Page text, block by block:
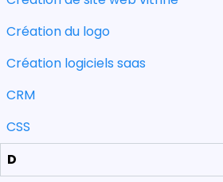
Création du logo
Création logiciels saas
CRM
CSS
D